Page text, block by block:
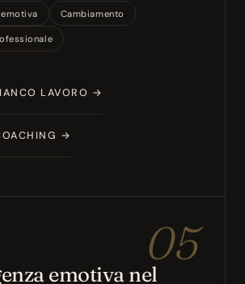
Cambiamento
LAVORO →
→
05
emotiva nel